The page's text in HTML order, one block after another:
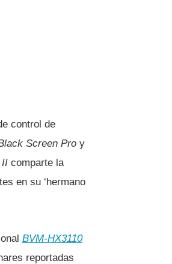
control de
Screen Pro y
II comparte la
en su ‘hermano
BVM-HX3110
reportadas